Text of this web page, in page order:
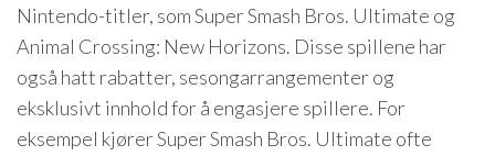
Nintendo-titler, som Super Smash Bros. Ultimate og
Animal Crossing: New Horizons. Disse spillene har
også hatt rabatter, sesongarrangementer og
eksklusivt innhold for å engasjere spillere. For
eksempel kjører Super Smash Bros. Ultimate ofte